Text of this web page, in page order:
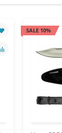
SALE 10%